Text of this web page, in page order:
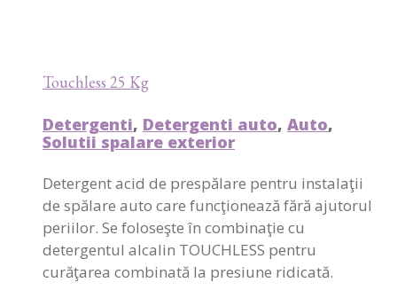
Touchless 25 Kg
Detergenti, Detergenti auto, Auto,
Solutii spalare exterior
Detergent acid de prespălare pentru instalaţii
de spălare auto care funcţionează fără ajutorul
periilor. Se foloseşte în combinaţie cu
detergentul alcalin TOUCHLESS pentru
curăţarea combinată la presiune ridicată.